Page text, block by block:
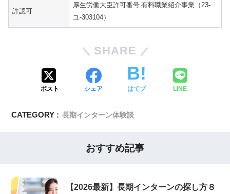
許認可
厚生労働大臣許可番号 有料職業紹介事業（23-
ユ-303104）
SHARE
ポスト シェア はてブ LINE
CATEGORY : 長期インターン体験談
おすすめ記事
【2026最新】長期インターンの探し方８